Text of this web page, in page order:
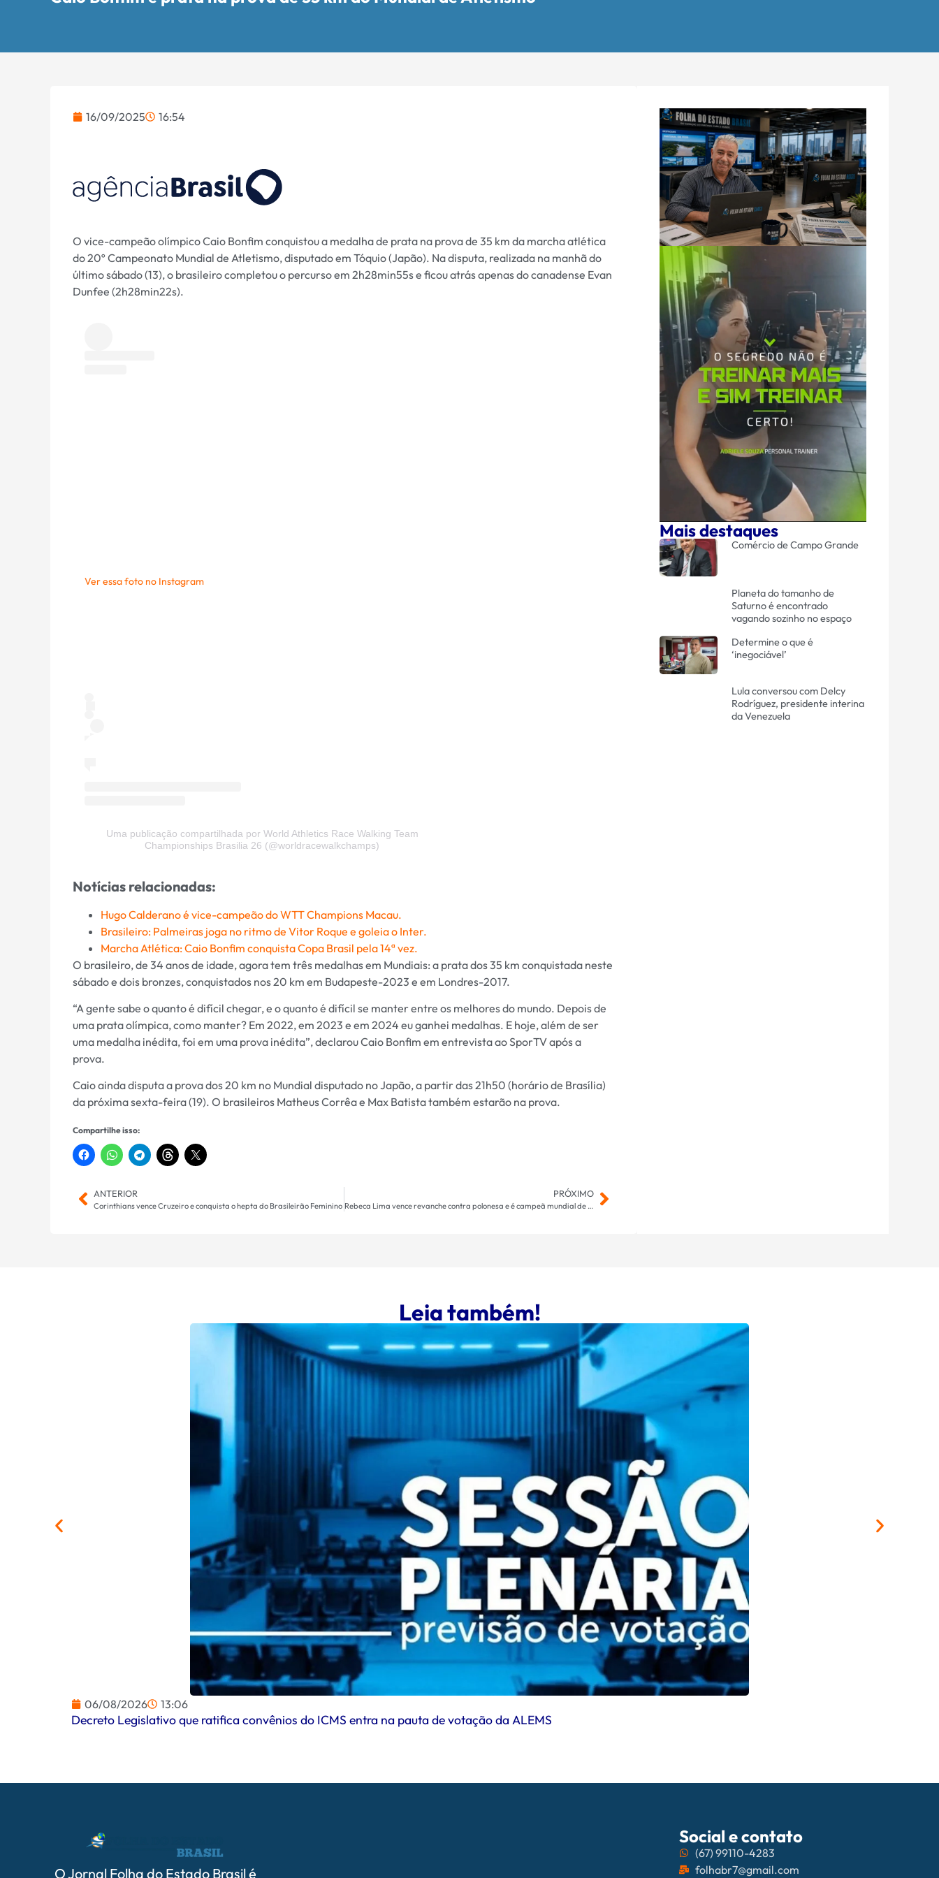
16/09/2025 16:54
O vice-campeão olímpico Caio Bonfim conquistou a medalha de prata na prova de 35 km da marcha atlética
do 20º Campeonato Mundial de Atletismo, disputado em Tóquio (Japão). Na disputa, realizada na manhã do
último sábado (13), o brasileiro completou o percurso em 2h28min55s e ficou atrás apenas do canadense Evan
Dunfee (2h28min22s).
Ver essa foto no Instagram
Uma publicação compartilhada por World Athletics Race Walking Team
Championships Brasilia 26 (@worldracewalkchamps)
Notícias relacionadas:
Hugo Calderano é vice-campeão do WTT Champions Macau.
Brasileiro: Palmeiras joga no ritmo de Vitor Roque e goleia o Inter.
Marcha Atlética: Caio Bonfim conquista Copa Brasil pela 14ª vez.
O brasileiro, de 34 anos de idade, agora tem três medalhas em Mundiais: a prata dos 35 km conquistada neste
sábado e dois bronzes, conquistados nos 20 km em Budapeste-2023 e em Londres-2017.
“A gente sabe o quanto é difícil chegar, e o quanto é difícil se manter entre os melhores do mundo. Depois de
uma prata olímpica, como manter? Em 2022, em 2023 e em 2024 eu ganhei medalhas. E hoje, além de ser
uma medalha inédita, foi em uma prova inédita”, declarou Caio Bonfim em entrevista ao SporTV após a
prova.
Caio ainda disputa a prova dos 20 km no Mundial disputado no Japão, a partir das 21h50 (horário de Brasília)
da próxima sexta-feira (19). O brasileiros Matheus Corrêa e Max Batista também estarão na prova.
Compartilhe isso:
ANTERIOR
Corinthians vence Cruzeiro e conquista o hepta do Brasileirão Feminino
PRÓXIMO
Rebeca Lima vence revanche contra polonesa e é campeã mundial de boxe
Mais destaques
Comércio de Campo Grande
Planeta do tamanho de
Saturno é encontrado
vagando sozinho no espaço
Determine o que é
‘inegociável’
Lula conversou com Delcy
Rodríguez, presidente interina
da Venezuela
Leia também!
06/08/2026 13:06
Decreto Legislativo que ratifica convênios do ICMS entra na pauta de votação da ALEMS
O Jornal Folha do Estado Brasil é
Social e contato
(67) 99110-4283
folhabr7@gmail.com